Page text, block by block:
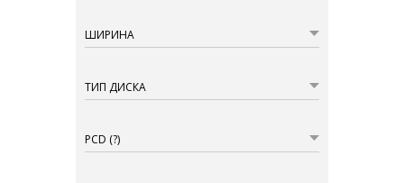
ШИРИНА
ТИП ДИСКА
PCD (?)